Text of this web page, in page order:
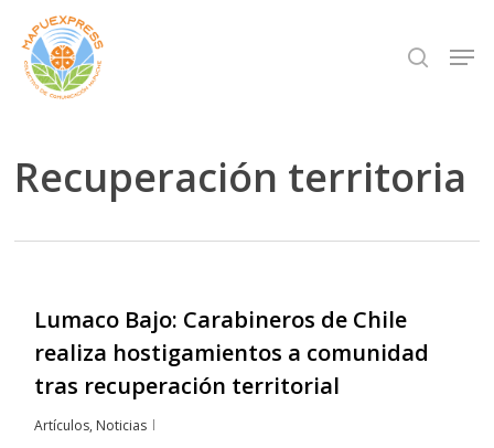
Skip
main
search
Recuperación territoria
Lumaco Bajo: Carabineros de Chile
realiza hostigamientos a comunidad
tras recuperación territorial
Artículos, Noticias
Close